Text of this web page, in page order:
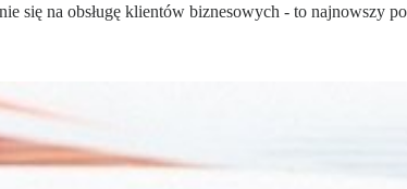
się na obsługę klientów biznesowych - to najnowszy